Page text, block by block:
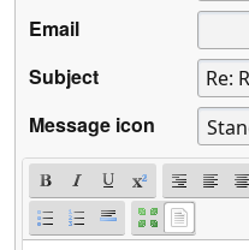
Email
Subject
Message icon